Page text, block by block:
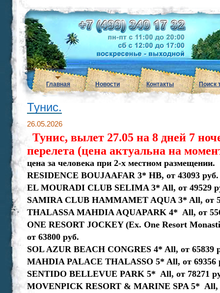
Главная Новости Контакты Поиск
Тунис.
26.05.2026
Тунис, вылет 27.05 на 8 дней 7
перелета (цена актуальна на
цена за человека при 2-х местном размещении.
RESIDENCE BOUJAAFAR 3* НВ, от 43093 руб.
EL MOURADI CLUB SELIMA 3* All, от 49529
SAMIRA CLUB HAMMAMET AQUA 3* All, от
THALASSA MAHDIA AQUAPARK 4* All, от
ONE RESORT JOCKEY (Ex. One Resort
от 63800 руб.
SOL AZUR BEACH CONGRES 4* All, от 65839
MAHDIA PALACE THALASSO 5* All, от 69356
SENTIDO BELLEVUE PARK 5* All, от 78271
MOVENPICK RESORT & MARINE SPA 5* All,